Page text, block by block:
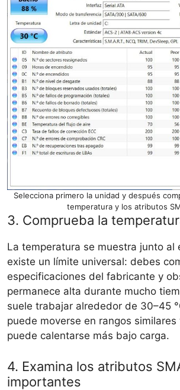
Selecciona primero la unidad y después
temperatura y los atributos
3. Comprueba la
La temperatura se muestra junto al
existe un límite universal: debes
especificaciones del fabricante y
permanece alta durante mucho
suele trabajar alrededor de 30–45
puede moverse en rangos similares
puede calentarse más bajo carga.
4. Examina los atributos
importantes